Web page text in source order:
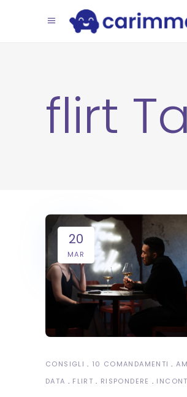
flirt
20
MAR
CONSIGLI 10 COMANDAMENTI
DATA
FLIRT RISPONDERE